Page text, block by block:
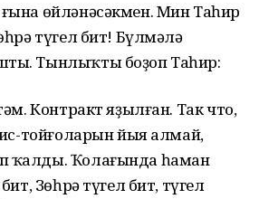
өйләнәсәкмен. Мин Таһир
түгел бит! Бүлмәлә
Тынлыҡты боҙоп Таһир:
Контракт яҙылған. Так что,
тойғоларын йыя алмай,
Ҡолағында һаман
Зөһрә түгел бит, түгел